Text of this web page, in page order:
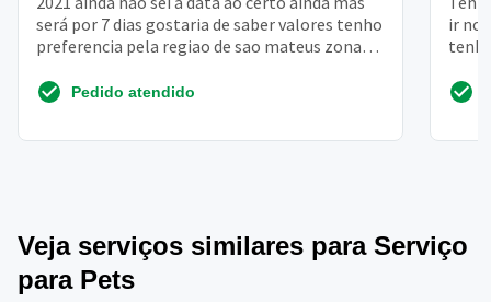
será por 7 dias gostaria de saber valores tenho
preferencia pela regiao de sao mateus zona
Pedido atendido
ir no
Veja serviços similares para Serviço
para Pets